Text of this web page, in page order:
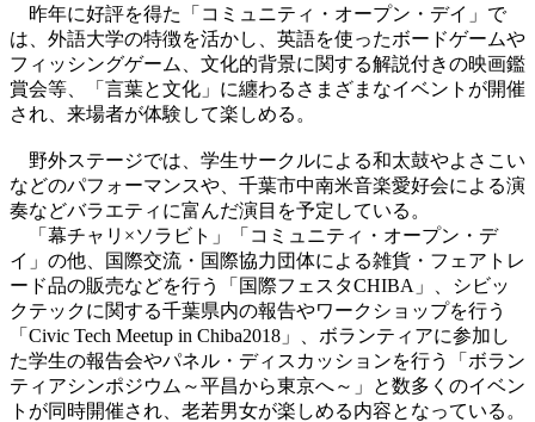
昨年に好評を得た「コミュニティ・オープン・デイ」で
は、外語大学の特徴を活かし、英語を使ったボードゲームや
フィッシングゲーム、文化的背景に関する解説付きの映画鑑
賞会等、「言葉と文化」に纏わるさまざまなイベントが開催
され、来場者が体験して楽しめる。
野外ステージでは、学生サークルによる和太鼓やよさこい
などのパフォーマンスや、千葉市中南米音楽愛好会による演
奏などバラエティに富んだ演目を予定している。
「幕チャリ×ソラビト」「コミュニティ・オープン・デ
イ」の他、国際交流・国際協力団体による雑貨・フェアトレ
ード品の販売などを行う「国際フェスタCHIBA」、シビッ
クテックに関する千葉県内の報告やワークショップを行う
「Civic Tech Meetup in Chiba2018」、ボランティアに参加し
た学生の報告会やパネル・ディスカッションを行う「ボラン
ティアシンポジウム～平昌から東京へ～」と数多くのイベン
トが同時開催され、老若男女が楽しめる内容となっている。